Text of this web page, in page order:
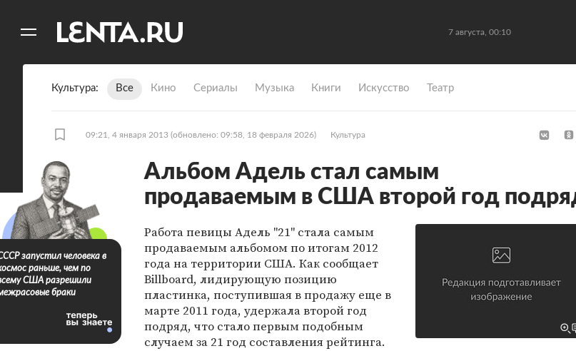
7 августа, 00:10
Культура Все Кино Сериалы Музыка Книги Искусство Театр
09:21, 4 января 2013 (обновлено: 09:58, 18 февраля 2026) Культура
Альбом Адель стал самым
продаваемым в США второй год
Работа певицы Адель "21" стала самым
продаваемым альбомом по итогам 2012
года на территории США. Как сообщает
Billboard, лидирующую позицию
пластинка, поступившая в продажу еще в
марте 2011 года, удержала второй год
подряд, что стало первым подобным
случаем за 21 год составления рейтинга.
запустил человека в
раньше, чем по
США разрешили
браки